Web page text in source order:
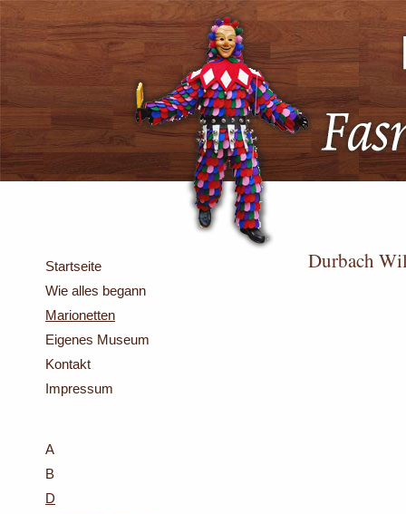
Startseite
Wie alles begann
Marionetten
Eigenes Museum
Kontakt
Impressum
A
B
D
Durbach